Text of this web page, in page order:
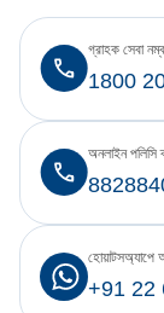
1800
গ্রাহক সেবা
অনলাইন পলিসি
+91 22
হোয়াটসঅ্যাপে